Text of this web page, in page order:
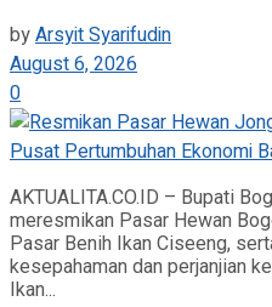
byArsyit Syarifudin
August 6, 2026
0
AKTUALITA.CO.ID – Bupati
meresmikan Pasar Hewan
Pasar Benih Ikan Ciseeng,
kesepahaman dan perjanjian
Ikan...